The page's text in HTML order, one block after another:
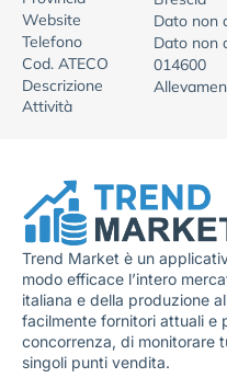
Website
Dato non
Telefono
Dato non
Cod. ATECO
014600
Descrizione
Attività
Trend Market è un
modo efficace l’intero
italiana e della produzione
facilmente fornitori attuali e
concorrenza, di monitorare
singoli punti vendita.